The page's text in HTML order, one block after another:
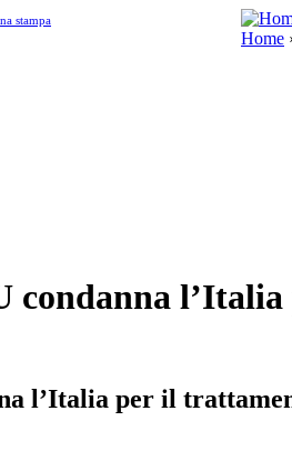
stampa
Home
condanna
l’Italia per il